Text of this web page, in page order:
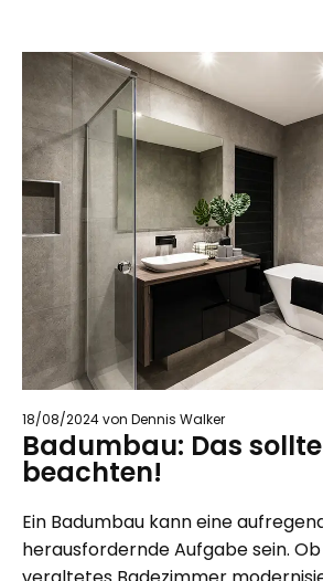
18/08/2024von Dennis Walker
Badumbau: Das
beachten!
Ein Badumbau kann eine
herausfordernde Aufgabe sein. Ob